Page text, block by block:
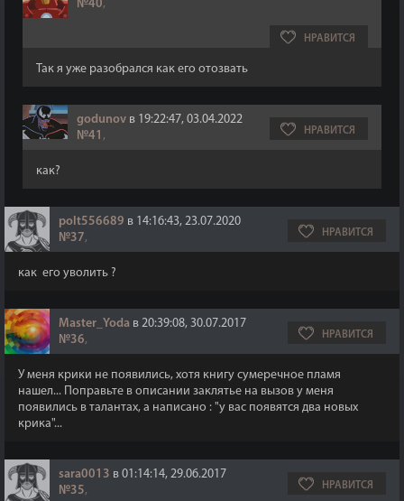
№40,
НРАВИТСЯ
Так я уже разобрался как его отозвать
godunov в 19:22:47, 03.04.2022
№41 , НРАВИТСЯ
как?
polt556689 в 14:16:43, 23.07.2020
№37, НРАВИТСЯ
как его уволить ?
Master_Yoda в 20:39:08, 30.07.2017
№36, НРАВИТСЯ
У меня крики не появились, хотя книгу сумеречное пламя
нашел... Поправьте в описании заклятье на вызов у меня
появились в талантах, а написано : "у вас появятся два новых
крика"...
sara0013 в 01:14:14, 29.06.2017
№35, НРАВИТСЯ